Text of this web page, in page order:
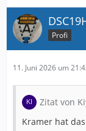
Profi
11. Juni 2026 um
Zitat von
Kramer hat